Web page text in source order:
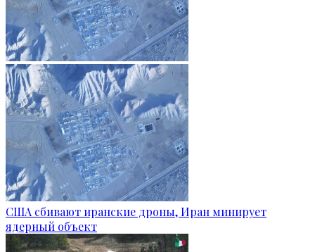
США сбивают иранские дроны, Иран минирует
ядерный объект